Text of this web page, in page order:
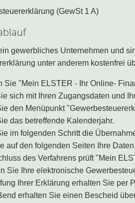
(GewSt 1 A)
gewerbliches Unternehmen und
unter anderem kostenfrei
Sie "Mein ELSTER - Ihr Online-
sich mit Ihren Zugangsdaten und
den Menüpunkt
das betreffende Kalenderjahr.
im folgenden Schritt die
auf den folgenden Seiten Ihre
des Verfahrens prüft "Mein
Sie Ihre elektronische
Ihrer Erklärung erhalten Sie per
erhalten Sie einen Bescheid